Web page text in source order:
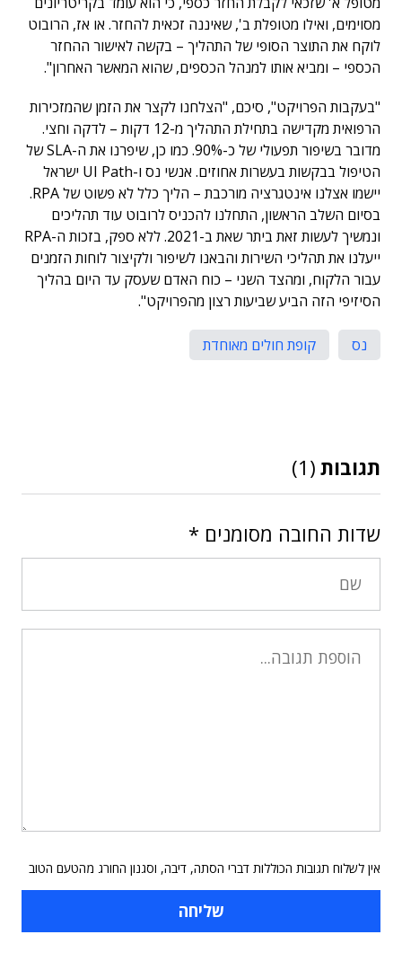
מסוימים, ואילו מטופלת ב', שאיננה זכאית להחזר. או אז, הרובוט
לוקח את התוצר הסופי של התהליך – בקשה לאישור ההחזר
הכספי – ומביא אותו למנהל הכספים, שהוא המאשר האחרון".
"בעקבות הפרויקט", סיכם, "הצלחנו לקצר את הזמן שהמזכירות
הרפואית מקדישה בתחילת התהליך מ-12 דקות – לדקה וחצי.
מדובר בשיפור תפעולי של כ-90%. כמו כן, שיפרנו את ה-SLA של
הטיפול בבקשות בעשרות אחוזים. אנשי נס ו-UI Path ישראל
יישמו אצלנו אינטגרציה מורכבת – הליך כלל לא פשוט של RPA.
בסיום השלב הראשון, התחלנו להכניס לרובוט עוד תהליכים
ונמשיך לעשות זאת ביתר שאת ב-2021. ללא ספק, בזכות ה-RPA
ייעלנו את תהליכי השירות והבאנו לשיפור ולקיצור לוחות הזמנים
עבור הלקוח, ומהצד השני – כוח האדם שעסק עד היום בהליך
הסיזיפי הזה הביע שביעות רצון מהפרויקט".
נס קופת חולים מאוחדת
תגובות (1)
שדות החובה מסומנים *
אין לשלוח תגובות הכוללות דברי הסתה, דיבה, וסגנון החורג מהטעם הטוב